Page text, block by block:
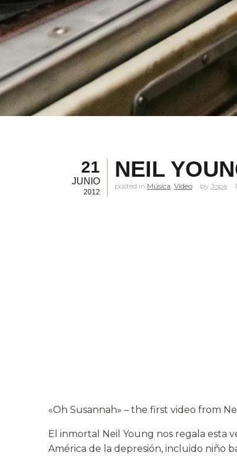
21
JUNIO
2012
NEIL
posted in Música Video Jopa
«Oh Susannah» – the first video from
El inmortal Neil Young nos regala esta
América de la depresión, incluido niño